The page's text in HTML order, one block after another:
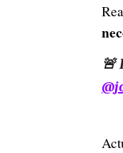
🚨